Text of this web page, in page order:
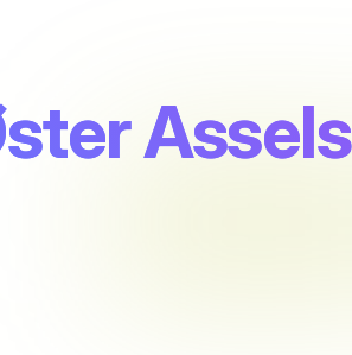
Assels